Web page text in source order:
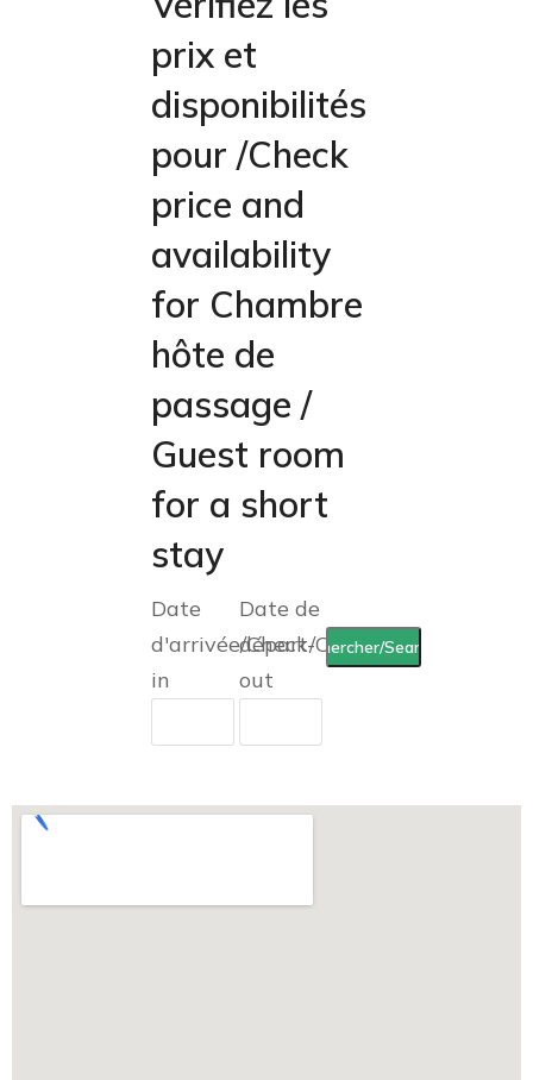
prix et
disponibilités
pour /Check
price and
availability
for Chambre
hôte de
passage /
Guest room
for a short
stay
Date
d'arrivée/Check-
in
Date de
départ/Check-
out